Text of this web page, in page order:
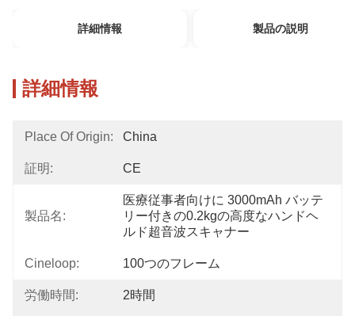
詳細情報 製品の説明
詳細情報
Place Of Origin: China
証明: CE
製品名:
医療従事者向けに 3000mAh バッテ
リー付きの0.2kgの高度なハンドヘ
ルド超音波スキャナー
Cineloop: 100つのフレーム
労働時間: 2時間